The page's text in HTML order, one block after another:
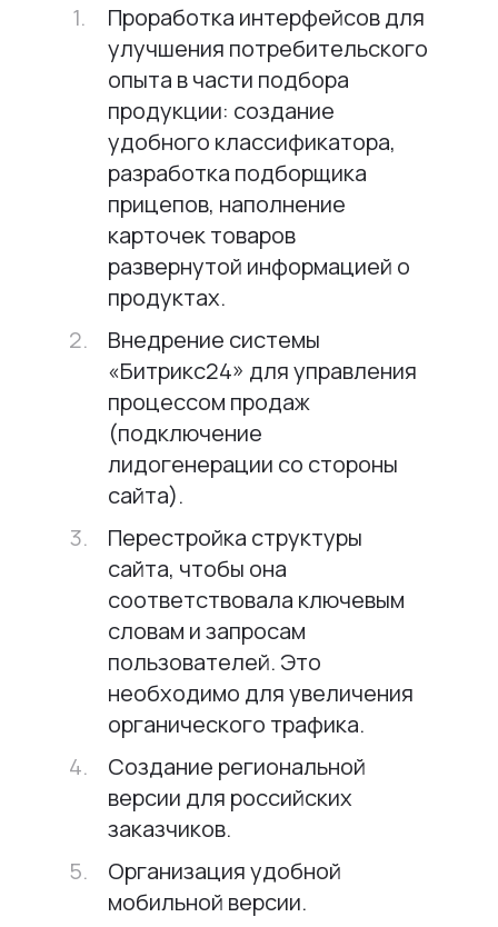
Проработка интерфейсов для
улучшения потребительского
опыта в части подбора
продукции: создание
удобного классификатора,
разработка подборщика
прицепов, наполнение
карточек товаров
развернутой информацией о
продуктах.
Внедрение системы
«Битрикс24» для управления
процессом продаж
(подключение
лидогенерации со стороны
сайта).
Перестройка структуры
сайта, чтобы она
соответствовала ключевым
словам и запросам
пользователей. Это
необходимо для увеличения
органического трафика.
Создание региональной
версии для российских
заказчиков.
Организация удобной
мобильной версии.